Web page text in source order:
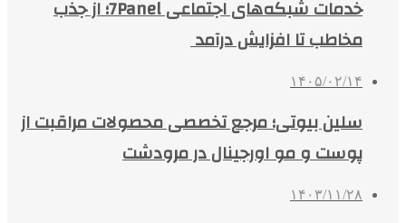
خدمات شبکه‌های اجتماعی 7Panel؛ از جذب
مخاطب تا افزایش درآمد
۱۴۰۵/۰۲/۱۴
سلین بیوتی؛ مرجع تخصصی محصولات مراقبت از
پوست و مو اورجینال در مرودشت
۱۴۰۳/۱۱/۲۸